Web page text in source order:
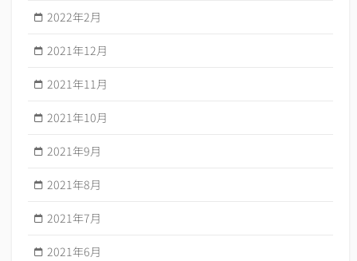
2022年2月
2021年12月
2021年11月
2021年10月
2021年9月
2021年8月
2021年7月
2021年6月